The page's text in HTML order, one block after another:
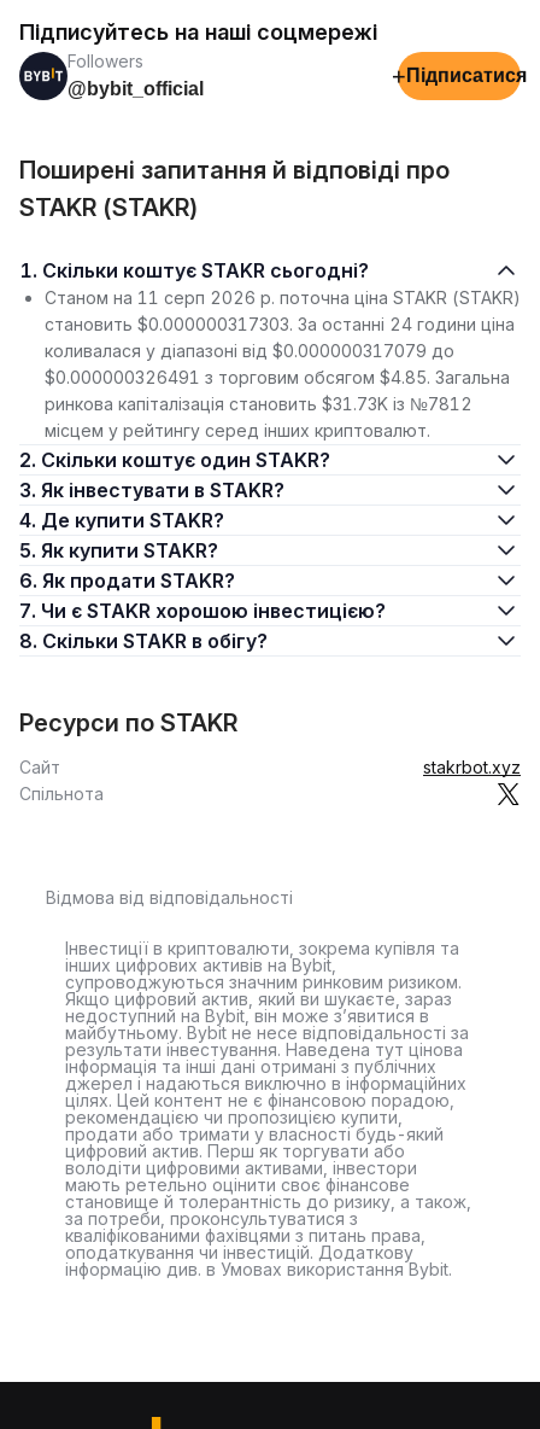
Підписуйтесь на наші соцмережі
Followers
@bybit_official
+ Підписатися
Поширені запитання й відповіді про
STAKR (STAKR)
1. Скільки коштує STAKR сьогодні?
Станом на 11 серп 2026 р. поточна ціна STAKR (STAKR)
становить $0.000000317303. За останні 24 години ціна
коливалася у діапазоні від $0.000000317079 до
$0.000000326491 з торговим обсягом $4.85. Загальна
ринкова капіталізація становить $31.73K із №7812
місцем у рейтингу серед інших криптовалют.
2. Скільки коштує один STAKR?
3. Як інвестувати в STAKR?
4. Де купити STAKR?
5. Як купити STAKR?
6. Як продати STAKR?
7. Чи є STAKR хорошою інвестицією?
8. Скільки STAKR в обігу?
Ресурси по STAKR
Сайт
stakrbot.xyz
Спільнота
Відмова від відповідальності
Інвестиції в криптовалюти, зокрема купівля та
інших цифрових активів на Bybit,
супроводжуються значним ринковим ризиком.
Якщо цифровий актив, який ви шукаєте, зараз
недоступний на Bybit, він може з’явитися в
майбутньому. Bybit не несе відповідальності за
результати інвестування. Наведена тут цінова
інформація та інші дані отримані з публічних
джерел і надаються виключно в інформаційних
цілях. Цей контент не є фінансовою порадою,
рекомендацією чи пропозицією купити,
продати або тримати у власності будь-який
цифровий актив. Перш як торгувати або
володіти цифровими активами, інвестори
мають ретельно оцінити своє фінансове
становище й толерантність до ризику, а також,
за потреби, проконсультуватися з
кваліфікованими фахівцями з питань права,
оподаткування чи інвестицій. Додаткову
інформацію див. в Умовах використання Bybit.